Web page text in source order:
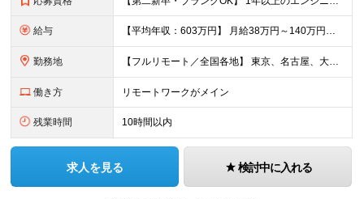
給与 【平均年収：603万円】 月給38万円～140万円＋諸手当（経験者） 【平均年収603万円】 ※案件の契約内容や昇給額などはすべて開示します。 ※経験や能力を考慮し決定します。 ※月給には固定残業
勤務地 【フルリモート／全国各地】 東京、名古屋、大阪、福岡を中心とした全国のプロジェクトにアサイン。 ※プロジェクトは完全選択制です。 ※フルリモート、ハイブリッド型、常駐案件から自由に選択可能です。 ※転
働き方 リモートワークがメイン
残業時間 10時間以内
求人を見る 検討中に入れる